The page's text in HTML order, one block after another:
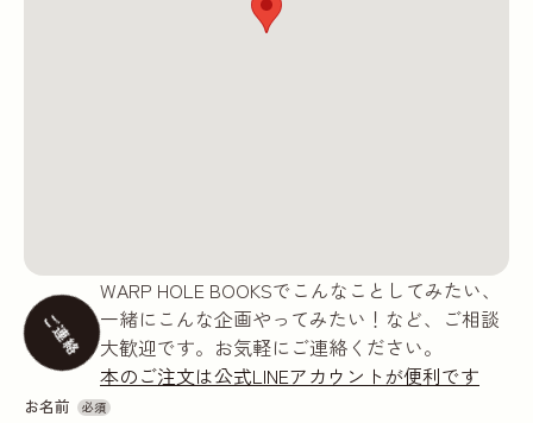
ご連絡
WARP HOLE BOOKSでこんなことしてみたい、
一緒にこんな企画やってみたい！など、ご相談
大歓迎です。お気軽にご連絡ください。
本のご注文は公式LINEアカウントが便利です
お名前 必須